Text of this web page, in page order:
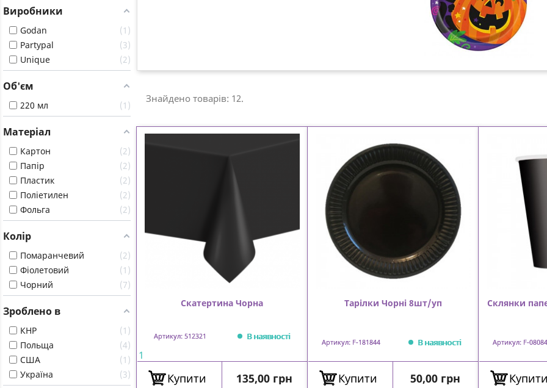
Виробники
Godan
1
Partypal
3
Unique
2
Об'єм
220 мл 1
Матеріал
Картон
2
Папір
2
Пластик
2
Поліетилен
2
Фольга
2
Колір
Помаранчевий
2
Фіолетовий
1
Чорний
7
Зроблено в
КНР
1
Польща
4
США
1
Україна
3
Знайдено товарів: 12.
Скатертина Чорна
Артикул: 512321 В наявності
1
Купити Ціна
135,00 грн
Тарілки Чорні 8шт/уп
Артикул: F-181844 В наявності
Купити Ціна
50,00 грн
Склянки
Артикул: F-
Купити